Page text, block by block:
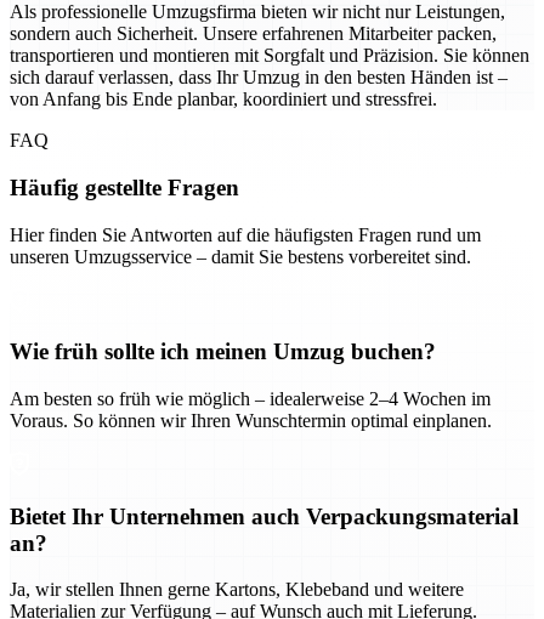
Als professionelle Umzugsfirma bieten wir nicht nur Leistungen,
sondern auch Sicherheit. Unsere erfahrenen Mitarbeiter packen,
transportieren und montieren mit Sorgfalt und Präzision. Sie können
sich darauf verlassen, dass Ihr Umzug in den besten Händen ist –
von Anfang bis Ende planbar, koordiniert und stressfrei.
FAQ
Häufig gestellte Fragen
Hier finden Sie Antworten auf die häufigsten Fragen rund um
unseren Umzugsservice – damit Sie bestens vorbereitet sind.
Wie früh sollte ich meinen Umzug buchen?
Am besten so früh wie möglich – idealerweise 2–4 Wochen im
Voraus. So können wir Ihren Wunschtermin optimal einplanen.
Bietet Ihr Unternehmen auch Verpackungsmaterial
an?
Ja, wir stellen Ihnen gerne Kartons, Klebeband und weitere
Materialien zur Verfügung – auf Wunsch auch mit Lieferung.